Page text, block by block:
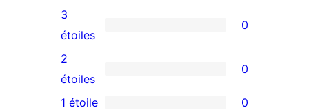
5
étoile
avis
à
4
étoile
0
avis
à
3
3
étoiles
0
0
avis
2
étoiles
0
1 étoile 0